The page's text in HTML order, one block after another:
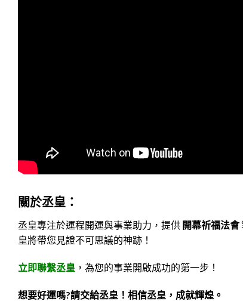
關於丞皇：
丞皇專注於運程開運與事業助力，提供 開幕祈福法會
皇將帶您見證不可思議的神跡！
立即聯繫丞皇 ，為您的事業開啟成功的第一步！
想要好運嗎?請交給丞皇！相信丞皇，成就輝煌。